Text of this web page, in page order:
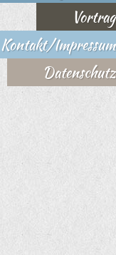
Vortrag
Kontakt/Impressum
Datenschutz